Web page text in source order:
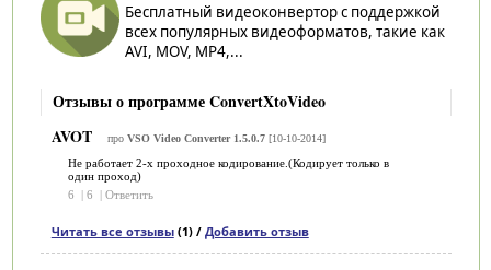
Бесплатный видеоконвертор с поддержкой
всех популярных видеоформатов, такие как
AVI, MOV, MP4,...
Отзывы о программе ConvertXtoVideo
AVOT
про VSO Video Converter 1.5.0.7[10-10-2014]
Не работает 2-х проходное кодирование.(Кодирует только в
один проход)
6
6 Ответить
Читать все отзывы(1) / Добавить отзыв